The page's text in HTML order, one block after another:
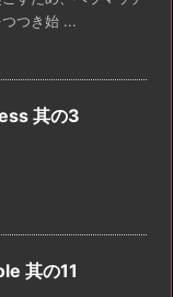
つき始 ...
其の3
其の11